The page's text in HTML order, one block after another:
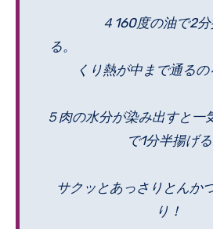
４160度の油で2
る。
くり熱が中まで通るの
５肉の水分が染み出すと一
で1分半揚げる
サクッとあっさりとんか
り！